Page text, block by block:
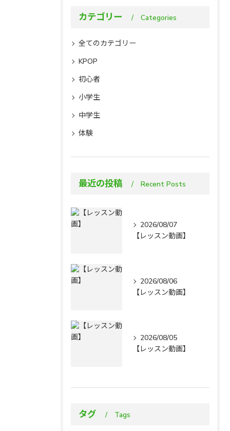
カテゴリー Categories
全てのカテゴリー
KPOP
初心者
小学生
中学生
体験
最近の投稿 Recent Posts
2026/08/07
【レッスン動画】
2026/08/06
【レッスン動画】
2026/08/05
【レッスン動画】
タグ Tags